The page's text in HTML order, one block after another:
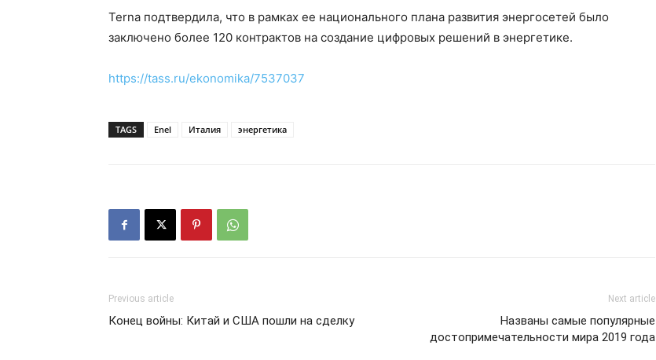
Terna подтвердила, что в рамках ее национального плана развития энергосетей было
заключено более 120 контрактов на создание цифровых решений в энергетике.
https://tass.ru/ekonomika/7537037
TAGS Enel Италия энергетика
Previous article
Конец войны: Китай и США пошли на сделку
Next article
Названы самые популярные
достопримечательности мира 2019 года